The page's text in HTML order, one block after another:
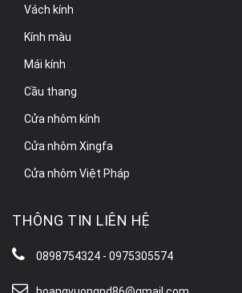
Vách kính
Kính màu
Mái kính
Cầu thang
Cửa nhôm kính
Cửa nhôm Xingfa
Cửa nhôm Việt Pháp
THÔNG TIN LIÊN HỆ
0898754324 - 0975305574